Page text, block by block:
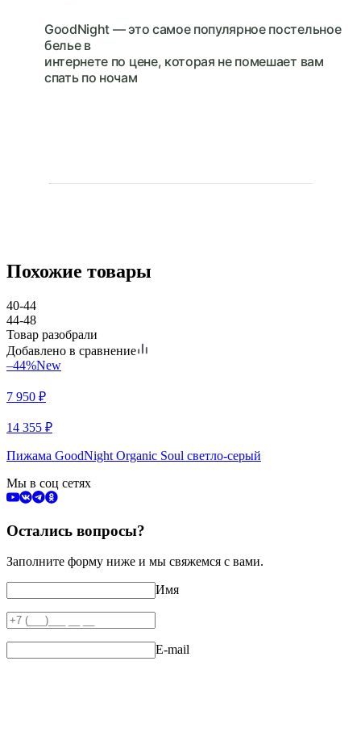
GoodNight — это cамое популярное постельное
белье в
интернете по цене, которая не помешает вам
спать по ночам
Похожие товары
40-44
44-48
Товар разобрали
Добавлено в сравнение
–44%New
7 950 ₽
14 355 ₽
Пижама GoodNight Organic Soul светло-серый
Мы в соц сетях
Остались вопросы?
Заполните форму ниже и мы свяжемся с вами.
Имя
E-mail